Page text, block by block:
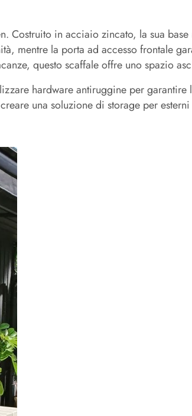
Costruito in acciaio zincato, la sua
mentre la porta ad accesso frontale
questo scaffale offre uno spazio
hardware antiruggine per
una soluzione di storage per